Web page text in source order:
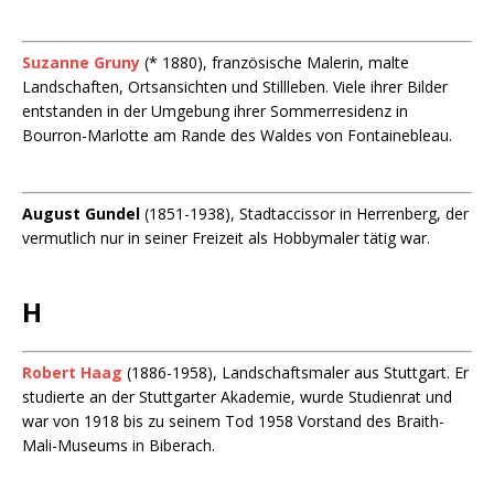
Suzanne Gruny (* 1880), französische Malerin, malte
Landschaften, Ortsansichten und Stillleben. Viele ihrer Bilder
entstanden in der Umgebung ihrer Sommerresidenz in
Bourron-Marlotte am Rande des Waldes von Fontainebleau.
August Gundel (1851-1938), Stadtaccissor in Herrenberg, der
vermutlich nur in seiner Freizeit als Hobbymaler tätig war.
H
Robert Haag (1886-1958), Landschaftsmaler aus Stuttgart. Er
studierte an der Stuttgarter Akademie, wurde Studienrat und
war von 1918 bis zu seinem Tod 1958 Vorstand des Braith-
Mali-Museums in Biberach.